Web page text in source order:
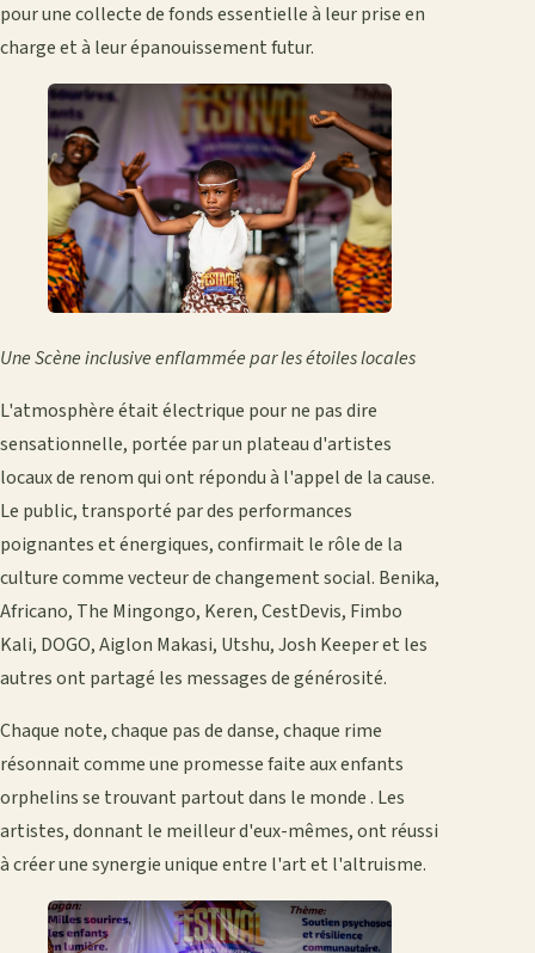
pour une collecte de fonds essentielle à leur prise en
charge et à leur épanouissement futur.
Une Scène inclusive enflammée par les étoiles locales
L'atmosphère était électrique pour ne pas dire
sensationnelle, portée par un plateau d'artistes
locaux de renom qui ont répondu à l'appel de la cause.
Le public, transporté par des performances
poignantes et énergiques, confirmait le rôle de la
culture comme vecteur de changement social. Benika,
Africano, The Mingongo, Keren, CestDevis, Fimbo
Kali, DOGO, Aiglon Makasi, Utshu, Josh Keeper et les
autres ont partagé les messages de générosité.
Chaque note, chaque pas de danse, chaque rime
résonnait comme une promesse faite aux enfants
orphelins se trouvant partout dans le monde . Les
artistes, donnant le meilleur d'eux-mêmes, ont réussi
à créer une synergie unique entre l'art et l'altruisme.